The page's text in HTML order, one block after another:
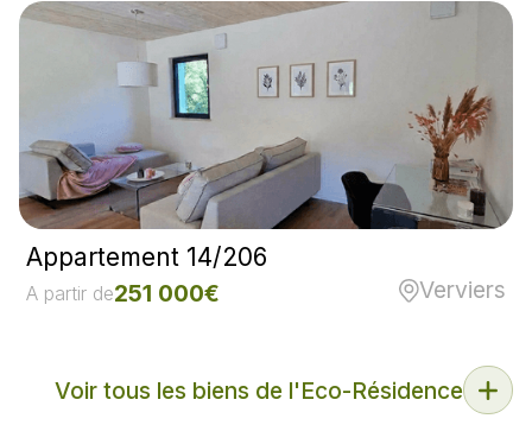
Appartement 14/206
A partir de251 000€ Verviers
Voir tous les biens de l'Eco-Résidence